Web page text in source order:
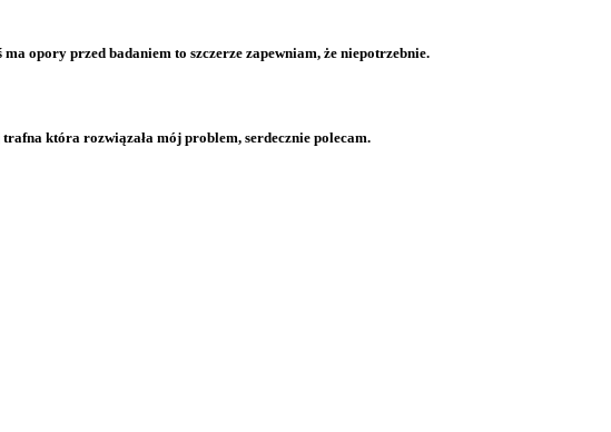
opory przed badaniem to szczerze zapewniam, że niepotrzebnie.
która rozwiązała mój problem, serdecznie polecam.
endokrynologia, laryngologia, pulmonologia, diagnostyka